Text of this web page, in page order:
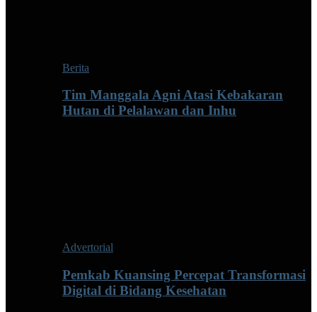
Berita
Tim Manggala Agni Atasi Kebakaran
Hutan di Pelalawan dan Inhu
Advertorial
Pemkab Kuansing Percepat Transformasi
Digital di Bidang Kesehatan